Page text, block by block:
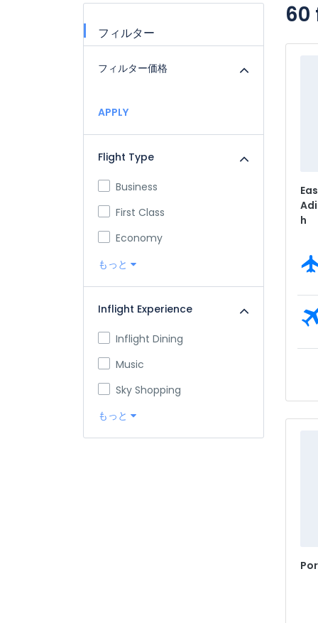
フィルター
フィルター価格
APPLY
Flight Type
Business
First Class
Economy
もっと
Inflight Experience
Inflight Dining
Music
Sky Shopping
もっと
h